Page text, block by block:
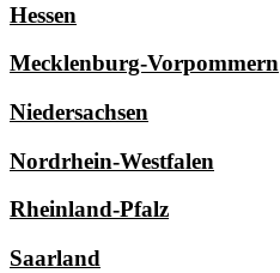
Hessen
Mecklenburg-Vorpommern
Niedersachsen
Nordrhein-Westfalen
Rheinland-Pfalz
Saarland